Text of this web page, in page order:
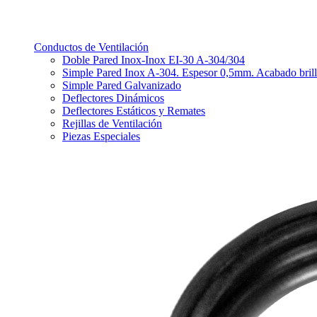
Conductos de Ventilación
Doble Pared Inox-Inox EI-30 A-304/304
Simple Pared Inox A-304. Espesor 0,5mm. Acabado
Simple Pared Galvanizado
Deflectores Dinámicos
Deflectores Estáticos y Remates
Rejillas de Ventilación
Piezas Especiales